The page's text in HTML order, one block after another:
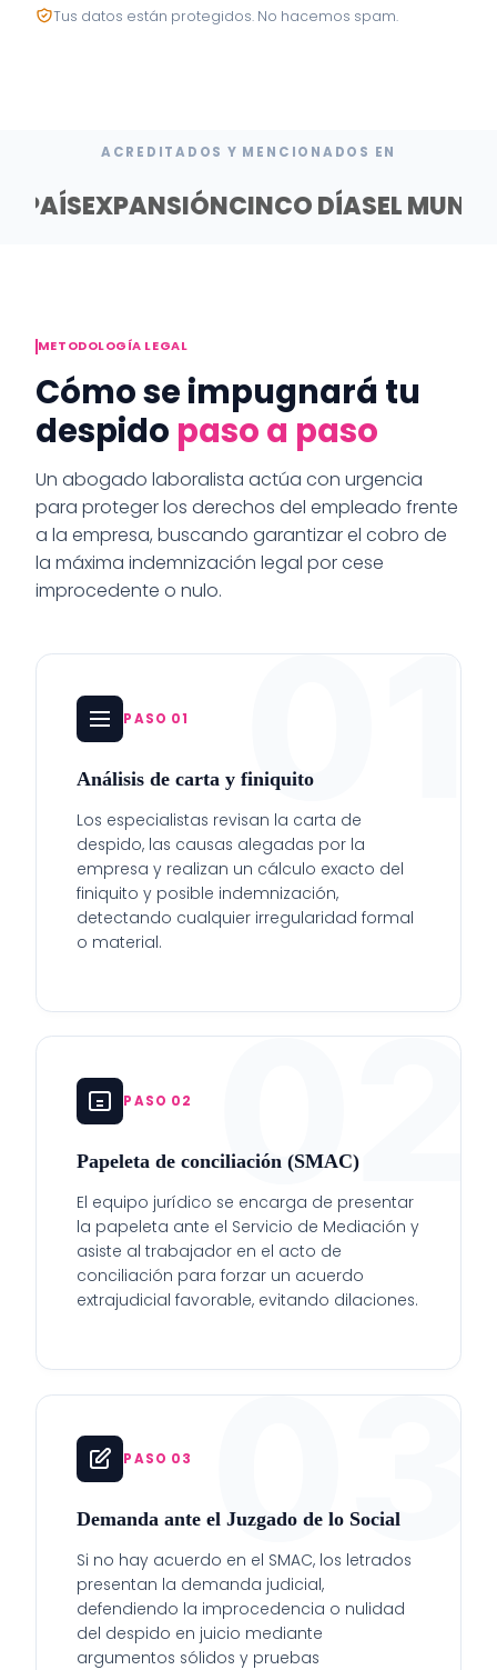
Tus datos están protegidos. No hacemos spam.
ACREDITADOS Y MENCIONADOS EN
PAÍSEXPANSIÓNCINCO DÍASEL
METODOLOGÍA LEGAL
Cómo se impugnará tu
despido paso a paso
Un abogado laboralista actúa con urgencia
para proteger los derechos del empleado frente
a la empresa, buscando garantizar el cobro de
la máxima indemnización legal por cese
improcedente o nulo.
01
PASO 01
Análisis de carta y finiquito
Los especialistas revisan la carta de
despido, las causas alegadas por la
empresa y realizan un cálculo exacto del
finiquito y posible indemnización,
detectando cualquier irregularidad formal
o material.
02
PASO 02
Papeleta de conciliación (SMAC)
El equipo jurídico se encarga de presentar
la papeleta ante el Servicio de Mediación y
asiste al trabajador en el acto de
conciliación para forzar un acuerdo
extrajudicial favorable, evitando dilaciones.
03
PASO 03
Demanda ante el Juzgado de lo Social
Si no hay acuerdo en el SMAC, los letrados
presentan la demanda judicial,
defendiendo la improcedencia o nulidad
del despido en juicio mediante
argumentos sólidos y pruebas